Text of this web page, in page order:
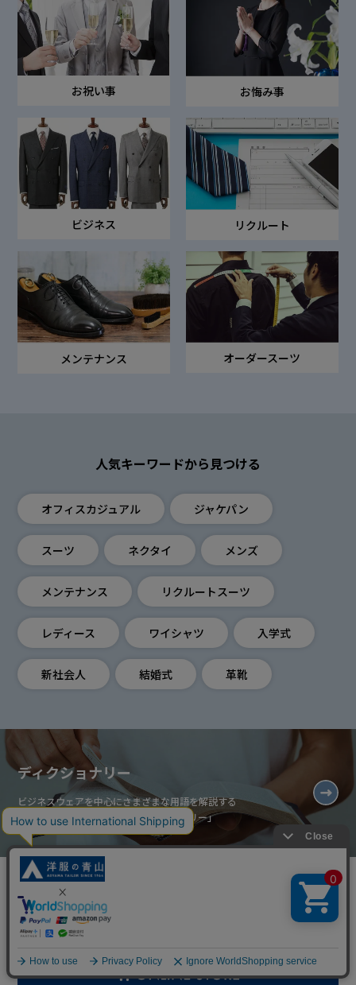
お祝い事 お悔み事
ビジネス リクルート
メンテナンス オーダースーツ
人気キーワードから見つける
オフィスカジュアル ジャケパン
スーツ ネクタイ メンズ
メンテナンス リクルートスーツ
レディース ワイシャツ 入学式
新社会人 結婚式 革靴
ディクショナリー
ビジネスウェアを中心にさまざまな用語を解説する
「働く人のファッション・ディクショナリー」